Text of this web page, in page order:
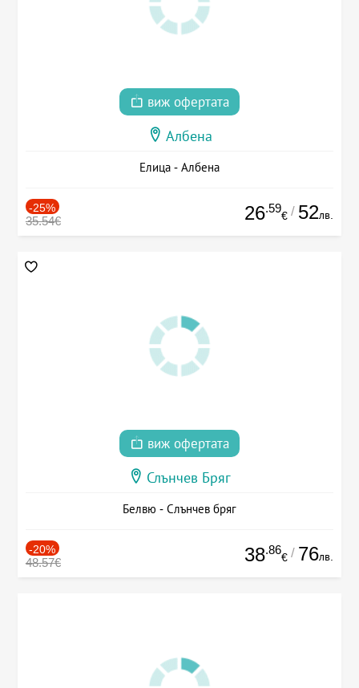
виж офертата
Албена
Елица - Албена
-25%
35.54€ 26.59
€ / 52лв.
виж офертата
Слънчев Бряг
Белвю - Слънчев бряг
-20%
48.57€ 38.86
€ / 76лв.